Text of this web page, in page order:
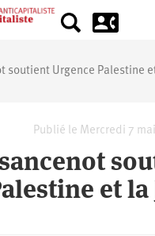
soutient Urgence Palestine
Publié le Mercredi 7
et la